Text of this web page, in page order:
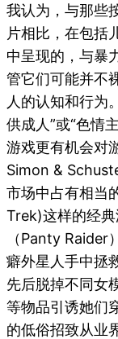
我认为，与那些
片相比，在包括
中呈现的，与暴
管它们可能并不
人的认知和行为
供成人”或“色情
游戏更有机会对
Simon &
市场中占有相当
Trek)这样的经典
（Panty Raider
癖外星人手中拯
先后脱掉不同女
等物品引诱她们
的低俗招致从业